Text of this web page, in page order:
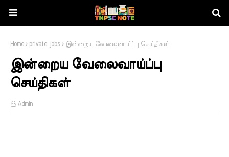
Home private jobs இன்றைய வேலைவாய்ப்பு செய்திகள்
இன்றைய வேலைவாய்ப்பு
செய்திகள்
Admin